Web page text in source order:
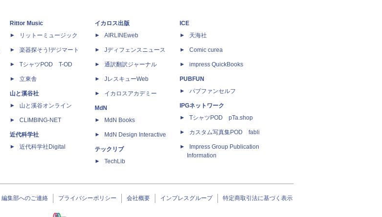
Rittor Music
リットーミュージック
楽器探そう!デジマート
TシャツPOD T-OD
立東舎
山と溪谷社
山と溪谷オンライン
CLIMBING-NET
近代科学社
近代科学社Digital
イカロス出版
AIRLINEweb
Jディフェンスニュース
通訳翻訳ジャーナル
JレスキューWeb
イカロスアカデミー
MdN
MdN Books
MdN Design Interactive
テックリブ
TechLib
ICE
天海社
Comic curea
impress QuickBooks
PUBFUN
パブファンセルフ
IPGネットワーク
TシャツPOD pTa.shop
カスタム写真集POD fabli
Impress Group Publication
Information
編集部へのご連絡 プライバシーポリシー 会社概要 インプレスグループ 特定商取引法に基づく表示